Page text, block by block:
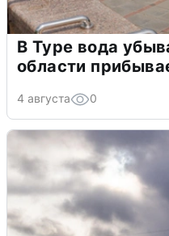
В Туре вода
области
4 августа 0